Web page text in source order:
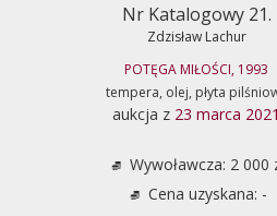
Nr Katalogowy 21.
Zdzisław Lachur
POTĘGA MIŁOŚCI, 1993
tempera, olej, płyta
aukcja z 23 marca 2021
Wywoławcza: 2 000
Cena uzyskana: -